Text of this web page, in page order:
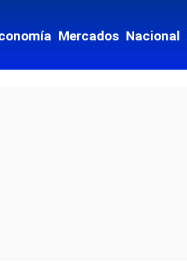
Mercados Nacional
Espectáculos
Food and Drink